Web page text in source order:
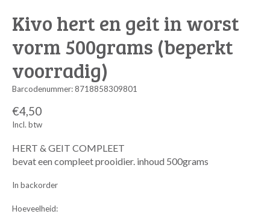
Kivo hert en geit in worst
vorm 500grams (beperkt
voorradig)
Barcodenummer: 8718858309801
€4,50
Incl. btw
HERT & GEIT COMPLEET
bevat een compleet prooidier. inhoud 500grams
In backorder
Hoeveelheid: